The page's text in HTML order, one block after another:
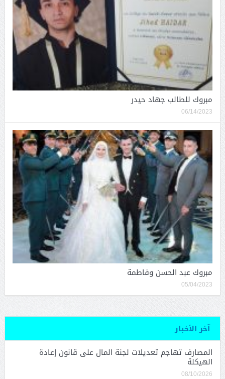
مبروك للطالب جهاد حيدر
06/14/2023
مبروك عبد الحسن وفاطمة
05/04/2023
آخر الأخبار
المصارف تهاجم تعديلات لجنة المال على قانون إعادة
الهيكلة
08/10/2026